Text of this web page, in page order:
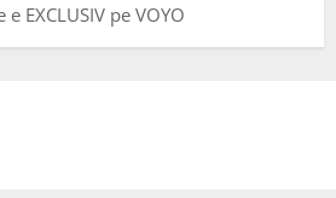
EXCLUSIV pe VOYO